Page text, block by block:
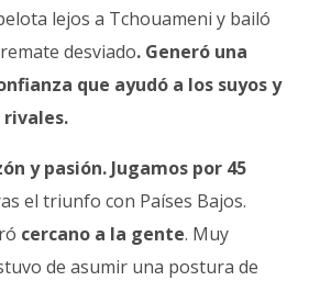
lejos a Tchouameni y bailó
desviado. Generó una
que ayudó a los suyos y
rivales.
y pasión. Jugamos por 45
el triunfo con Países Bajos.
cercano a la gente. Muy
de asumir una postura de